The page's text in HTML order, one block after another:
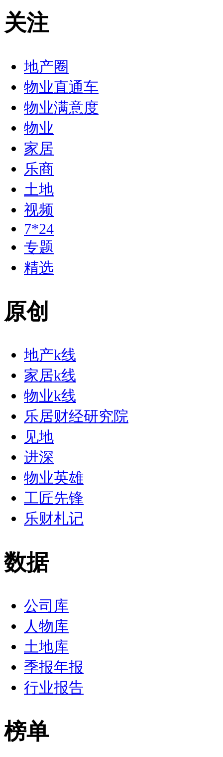
关注
地产圈
物业直通车
物业满意度
物业
家居
乐商
土地
视频
7*24
专题
精选
原创
地产k线
家居k线
物业k线
乐居财经研究院
见地
进深
物业英雄
工匠先锋
乐财札记
数据
公司库
人物库
土地库
季报年报
行业报告
榜单